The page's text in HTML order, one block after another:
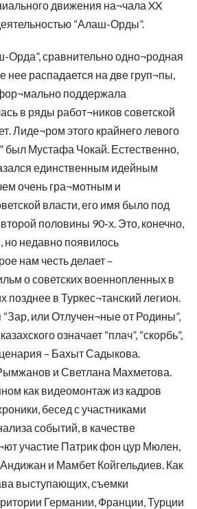
движения на¬чала XX
“Алаш-Орды”.
Орда”, сравнительно одно¬родная
нее распадается на две груп¬пы,
поддержала
в ряды работ¬ников советской
Лиде¬ром этого крайнего левого
Мустафа Чокай. Естественно,
единственным идейным
очень гра¬мотным и
власти, его имя было под
половины 90-х. Это, конечно,
но недавно появилось
нам честь делает –
о советских военнопленных в
позднее в Туркес¬танский легион.
или Отлучен¬ные от Родины”,
означает “плач”, “скорбь”,
– Бахыт Садыкова.
и Светлана Махметова.
как видеомонтаж из кадров
бесед с участниками
событий, в качестве
участие Патрик фон цур Мюлен,
и Мамбет Койгельдиев. Как
выступающих, съемки
Германии, Франции, Турции